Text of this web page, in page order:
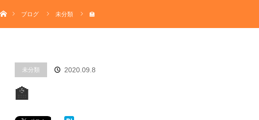
ブログ
未分類 🏫
未分類 2020.09.8
🏫